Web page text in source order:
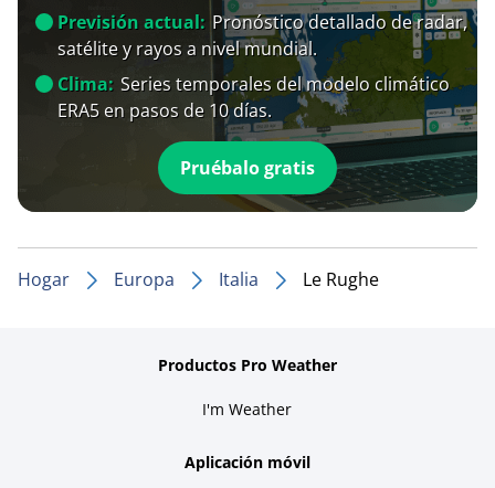
Previsión actual: Pronóstico detallado de radar,
satélite y rayos a nivel mundial.
Clima: Series temporales del modelo climático
ERA5 en pasos de 10 días.
Pruébalo gratis
Hogar Europa Italia Le Rughe
Productos Pro Weather
I'm Weather
Aplicación móvil